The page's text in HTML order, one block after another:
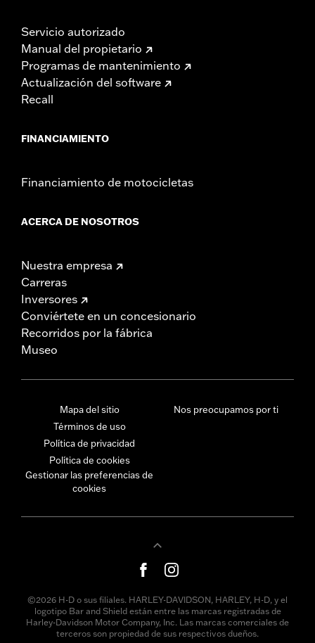
Servicio autorizado
Manual del propietario
Programas de mantenimiento
Actualización del software
Recall
FINANCIAMIENTO
Financiamiento de motocicletas
ACERCA DE NOSOTROS
Nuestra empresa
Carreras
Inversores
Conviértete en un concesionario
Recorridos por la fábrica
Museo
Mapa del sitio
Términos de uso
Política de privacidad
Política de cookies
Gestionar las preferencias de
cookies
Nos preocupamos por ti
©2026 H-D o sus filiales. HARLEY-DAVIDSON, HARLEY, H-D, y el
logotipo Bar and Shield están entre las marcas registradas de
Harley-Davidson Motor Company, Inc. Las marcas comerciales de
terceros son propiedad de sus respectivos dueños.